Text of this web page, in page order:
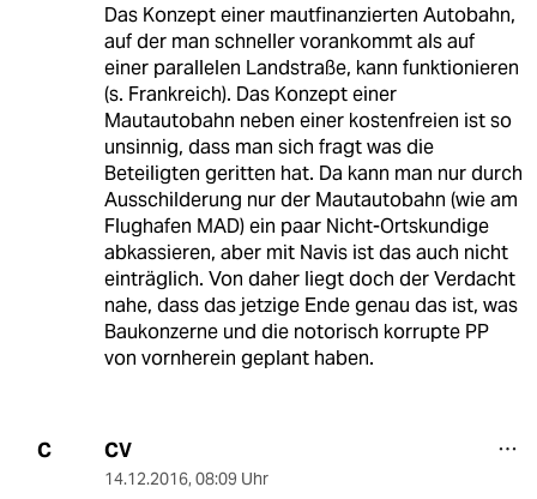
Das Konzept einer mautfinanzierten Autobahn,
auf der man schneller vorankommt als auf
einer parallelen Landstraße, kann funktionieren
(s. Frankreich). Das Konzept einer
Mautautobahn neben einer kostenfreien ist so
unsinnig, dass man sich fragt was die
Beteiligten geritten hat. Da kann man nur durch
Ausschilderung nur der Mautautobahn (wie am
Flughafen MAD) ein paar Nicht-Ortskundige
abkassieren, aber mit Navis ist das auch nicht
einträglich. Von daher liegt doch der Verdacht
nahe, dass das jetzige Ende genau das ist, was
Baukonzerne und die notorisch korrupte PP
von vornherein geplant haben.
C CV
14.12.2016, 08:09 Uhr